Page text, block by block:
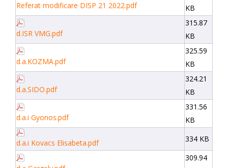
Referat modificare DISP 21 2022.pdf
KB
d.ISR VMG.pdf
315.87
KB
d.a.KOZMA.pdf
325.59
KB
d.a.SIDO.pdf
324.21
KB
d.a.i Gyonos.pdf
331.56
KB
d.a.i Kovacs Elisabeta.pdf 334 KB
309.94